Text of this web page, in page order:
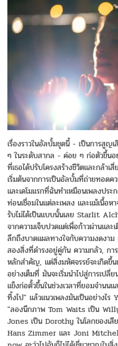
เรื่องราวในอัลบั้มชุดนี้ - เป็นการสูญ
ๆ ในระดับสากล - ค่อย ๆ ก่อตัวขึ้นอ
ที่เธอได้ปรับโครงสร้างชีวิตและกล้า
เริ่มต้นจากการเป็นอัลบั้มที่ถ่ายทอด
และเดโมแรกที่ฉันทำเหมือนเพลงปร
ท่อนเชื่อมในแต่ละเพลง และแม้เนื้อ
รับไม่ได้เป็นแบบนั้นเลย Starlit
จากความเจ็บปวดแต่เพื่อก้าวผ่านแล
ลึกถึงบาดแผลทางใจกับความงดงา
สองสิ่งที่ดำรงอยู่คู่กัน ความกลัว, กา
หลักสำคัญ, แต่สิ่งมหัศจรรย์จะเกิด
อย่างเต็มที่ มันจะเริ่มนำไปสู่การเปลี่
แข็งก่อตั้วขึ้นในช่วงเวลาที่ยอมจำน
ทิ้งไป" แล้วแนวเพลงมันเป็นอย่างไร
"ลองนึกภาพ Tom Waits เป็น
Jones เป็น Dorothy ในโลกของเสี
Hans Zimmer และ Joni